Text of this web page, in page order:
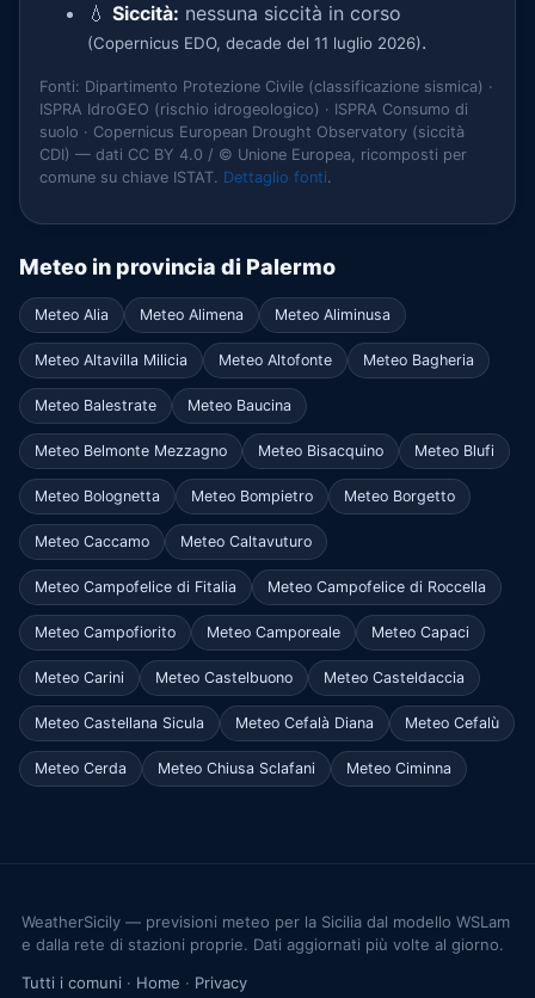
💧 Siccità: nessuna siccità in corso
(Copernicus EDO, decade del 11 luglio 2026).
Fonti: Dipartimento Protezione Civile (classificazione sismica) ·
ISPRA IdroGEO (rischio idrogeologico) · ISPRA Consumo di
suolo · Copernicus European Drought Observatory (siccità
CDI) — dati CC BY 4.0 / © Unione Europea, ricomposti per
comune su chiave ISTAT. Dettaglio fonti.
Meteo in provincia di Palermo
Meteo Alia Meteo Alimena Meteo Aliminusa
Meteo Altavilla Milicia Meteo Altofonte Meteo Bagheria
Meteo Balestrate Meteo Baucina
Meteo Belmonte Mezzagno Meteo Bisacquino Meteo Blufi
Meteo Bolognetta Meteo Bompietro Meteo Borgetto
Meteo Caccamo Meteo Caltavuturo
Meteo Campofelice di Fitalia Meteo Campofelice di Roccella
Meteo Campofiorito Meteo Camporeale Meteo Capaci
Meteo Carini Meteo Castelbuono Meteo Casteldaccia
Meteo Castellana Sicula Meteo Cefalà Diana Meteo Cefalù
Meteo Cerda Meteo Chiusa Sclafani Meteo Ciminna
WeatherSicily — previsioni meteo per la Sicilia dal modello WSLam
e dalla rete di stazioni proprie. Dati aggiornati più volte al giorno.
Tutti i comuni · Home · Privacy